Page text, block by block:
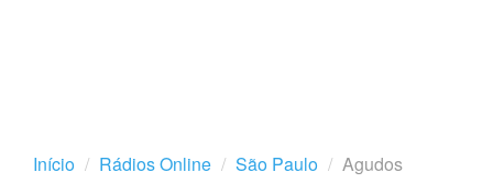
Início Rádios Online São Paulo Agudos